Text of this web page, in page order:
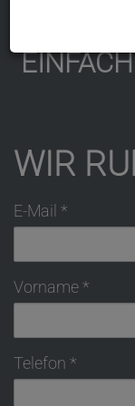
WAS
WIR
E-Mail
Vorname
Telefon